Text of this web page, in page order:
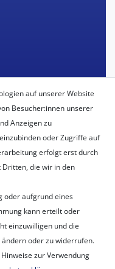
auf unserer Website
Besucher:innen unserer
Anzeigen zu
oder Zugriffe auf
erfolgt erst durch
die wir in den
oder aufgrund eines
kann erteilt oder
einzuwilligen und die
oder zu widerrufen.
zur Verwendung